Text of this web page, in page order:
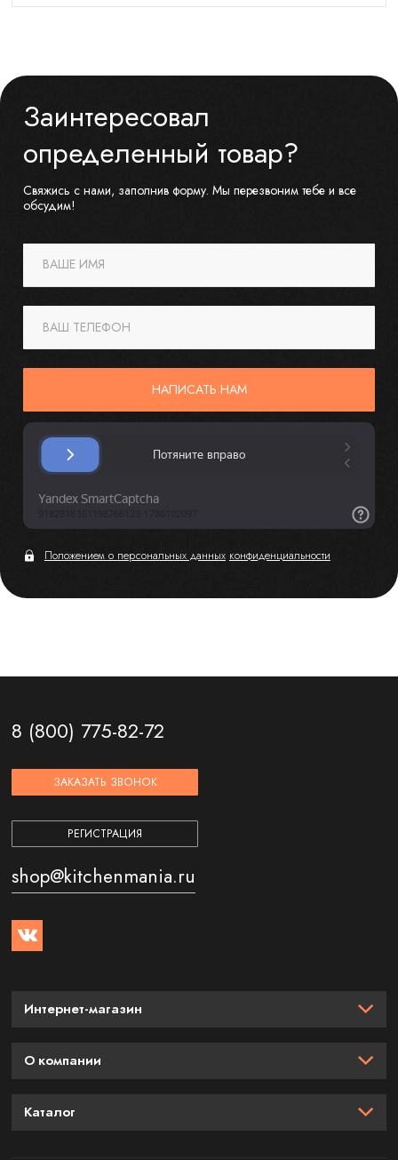
Заинтересовал
определенный товар?
Свяжись с нами, заполнив форму. Мы перезвоним тебе и все
обсудим!
ВАШЕ ИМЯ
ВАШ ТЕЛЕФОН
НАПИСАТЬ НАМ
Положением о персональных данных конфиденциальности
8 (800) 775-82-72
ЗАКАЗАТЬ ЗВОНОК
РЕГИСТРАЦИЯ
shop@kitchenmania.ru
Интернет-магазин
О компании
Каталог